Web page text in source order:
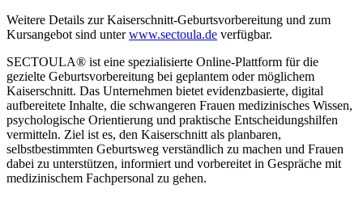
Weitere Details zur Kaiserschnitt-Geburtsvorbereitung und zum
Kursangebot sind unterwww.sectoula.de verfügbar.
SECTOULA® ist eine spezialisierte Online-Plattform für die
gezielte Geburtsvorbereitung bei geplantem oder möglichem
Kaiserschnitt. Das Unternehmen bietet evidenzbasierte, digital
aufbereitete Inhalte, die schwangeren Frauen medizinisches Wissen,
psychologische Orientierung und praktische Entscheidungshilfen
vermitteln. Ziel ist es, den Kaiserschnitt als planbaren,
selbstbestimmten Geburtsweg verständlich zu machen und Frauen
dabei zu unterstützen, informiert und vorbereitet in Gespräche mit
medizinischem Fachpersonal zu gehen.